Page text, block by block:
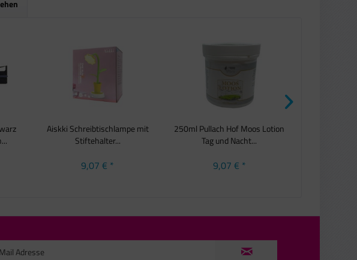
Aiskki Schreibtischlampe mit
Stiftehalter...
9,07 € *
250ml Pullach Hof Moos Lotion
Tag und Nacht...
9,07 € *